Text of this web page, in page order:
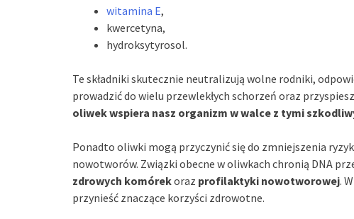
witamina E,
kwercetyna,
hydroksytyrosol.
Te składniki skutecznie neutralizują wolne rodniki,
prowadzić do wielu przewlekłych schorzeń oraz
oliwek wspiera nasz organizm w walce z tymi
Ponadto oliwki mogą przyczynić się do zmniejszenia
nowotworów. Związki obecne w oliwkach chronią DNA
zdrowych komórekoraz profilaktyki nowotworowej.
przynieść znaczące korzyści zdrowotne.